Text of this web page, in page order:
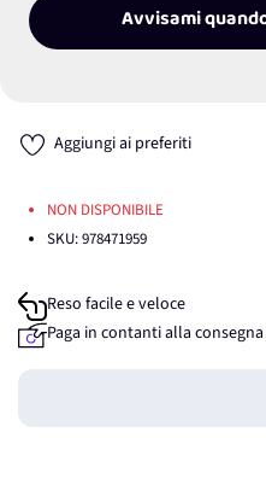
Avvisami
Aggiungi ai preferiti
NON DISPONIBILE
SKU:978471959
Reso facile e veloce
Paga in contanti alla consegna